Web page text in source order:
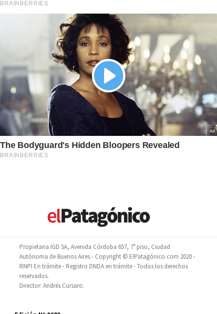
Propietaria IGD SA, Avenida Córdoba 657, 7° piso, Ciudad
Autónoma de Buenos Aires - Copyright © ElPatagónico.com 2020 -
RNPI En trámite - Registro DNDA en trámite - Todos los derechos
reservados.
Director: Andrés Cursaro.